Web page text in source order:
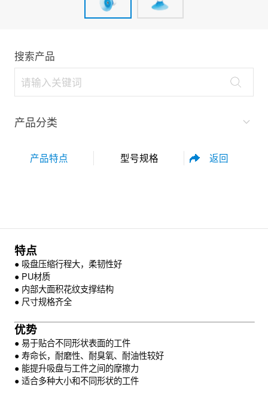
搜索产品
产品分类
产品特点 型号规格
性能参数
资料下载
返回
特点
● 吸盘压缩行程大，柔韧性好
● PU材质
● 内部大面积花纹支撑结构
● 尺寸规格齐全
优势
● 易于贴合不同形状表面的工件
● 寿命长，耐磨性、耐臭氧、耐油性较好
● 能提升吸盘与工件之间的摩擦力
● 适合多种大小和不同形状的工件